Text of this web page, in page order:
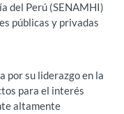
del Perú (SENAMHI)
públicas y privadas
por su liderazgo en la
para el interés
altamente